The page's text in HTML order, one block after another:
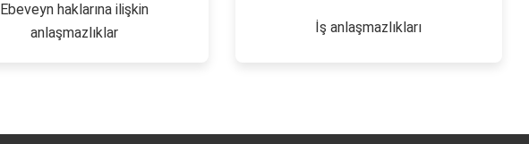
Ebeveyn haklarına ilişkin
anlaşmazlıklar
İş anlaşmazlıkları